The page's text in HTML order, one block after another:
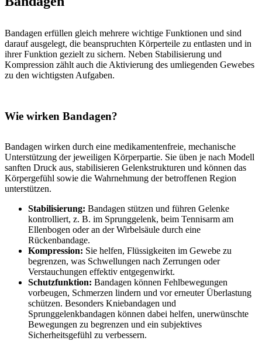
Bandagen erfüllen gleich mehrere wichtige Funktionen und sind
darauf ausgelegt, die beanspruchten Körperteile zu entlasten und in
ihrer Funktion gezielt zu sichern. Neben Stabilisierung und
Kompression zählt auch die Aktivierung des umliegenden Gewebes
zu den wichtigsten Aufgaben.
Wie wirken Bandagen?
Bandagen wirken durch eine medikamentenfreie, mechanische
Unterstützung der jeweiligen Körperpartie. Sie üben je nach Modell
sanften Druck aus, stabilisieren Gelenkstrukturen und können das
Körpergefühl sowie die Wahrnehmung der betroffenen Region
unterstützen.
Stabilisierung: Bandagen stützen und führen Gelenke
kontrolliert, z. B. im Sprunggelenk, beim Tennisarm am
Ellenbogen oder an der Wirbelsäule durch eine
Rückenbandage.
Kompression: Sie helfen, Flüssigkeiten im Gewebe zu
begrenzen, was Schwellungen nach Zerrungen oder
Verstauchungen effektiv entgegenwirkt.
Schutzfunktion: Bandagen können Fehlbewegungen
vorbeugen, Schmerzen lindern und vor erneuter Überlastung
schützen. Besonders Kniebandagen und
Sprunggelenkbandagen können dabei helfen, unerwünschte
Bewegungen zu begrenzen und ein subjektives
Sicherheitsgefühl zu verbessern.